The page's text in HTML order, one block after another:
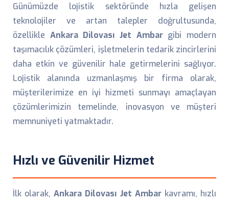
Günümüzde lojistik sektöründe hızla gelişen
teknolojiler ve artan talepler doğrultusunda,
özellikle Ankara Dilovası Jet Ambargibi modern
taşımacılık çözümleri, işletmelerin tedarik zincirlerini
daha etkin ve güvenilir hale getirmelerini sağlıyor.
Lojistik alanında uzmanlaşmış bir firma olarak,
müşterilerimize en iyi hizmeti sunmayı amaçlayan
çözümlerimizin temelinde, inovasyon ve müşteri
memnuniyeti yatmaktadır.
Hızlı ve Güvenilir Hizmet
İlk olarak,Ankara Dilovası Jet Ambarkavramı, hızlı